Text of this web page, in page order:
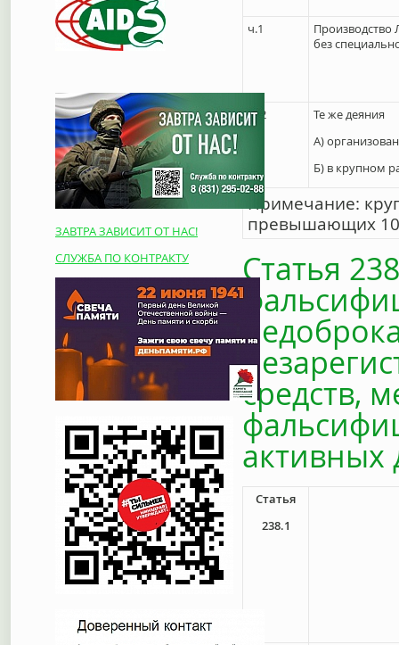
ч.1
Производство
без
ч. 2
Те же деяния
А)
Б) в крупном
Примечание:
превышающих
Статья
средств,
активных
Статья
238.1
ЗАВТРА ЗАВИСИТ ОТ НАС!
СЛУЖБА ПО КОНТРАКТУ